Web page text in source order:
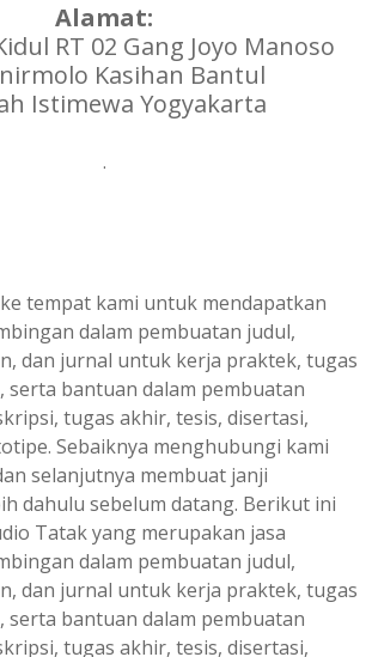
Alamat:
RT 02 Gang Joyo Manoso
Kasihan Bantul
Istimewa Yogyakarta
.
tempat kami untuk mendapatkan
dalam pembuatan judul,
dan jurnal untuk kerja praktek, tugas
serta bantuan dalam pembuatan
tugas akhir, tesis, disertasi,
Sebaiknya menghubungi kami
selanjutnya membuat janji
dahulu sebelum datang. Berikut ini
Tatak yang merupakan jasa
dalam pembuatan judul,
dan jurnal untuk kerja praktek, tugas
serta bantuan dalam pembuatan
tugas akhir, tesis, disertasi,